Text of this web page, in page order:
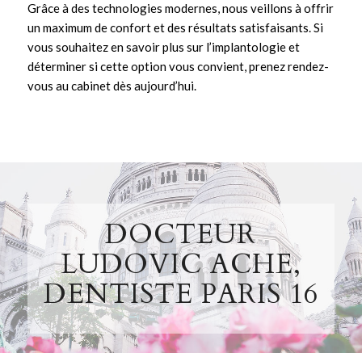
Grâce à des technologies modernes, nous veillons à offrir
un maximum de confort et des résultats satisfaisants. Si
vous souhaitez en savoir plus sur l’implantologieet
déterminer si cette option vous convient,prenez rendez-
vous au cabinetdès aujourd’hui.
DOCTEUR
LUDOVIC ACHE,
DENTISTE PARIS 16